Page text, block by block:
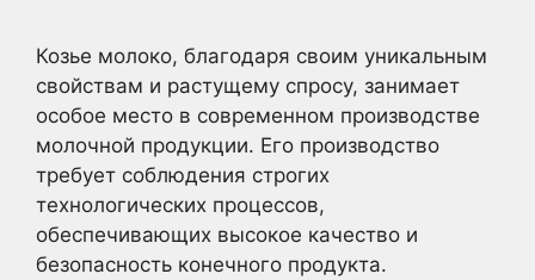
Козье молоко, благодаря своим уникальным
свойствам и растущему спросу, занимает
особое место в современном производстве
молочной продукции. Его производство
требует соблюдения строгих
технологических процессов,
обеспечивающих высокое качество и
безопасность конечного продукта.